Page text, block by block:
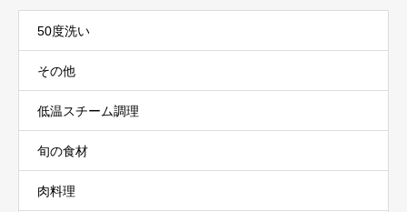
50度洗い
その他
低温スチーム調理
旬の食材
肉料理